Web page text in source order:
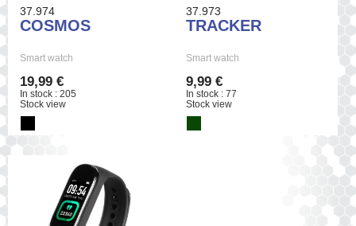
37.974
COSMOS
Smart watch
19,99 €
In stock : 205
Stock view
37.973
TRACKER
Smart watch
9,99 €
In stock : 77
Stock view